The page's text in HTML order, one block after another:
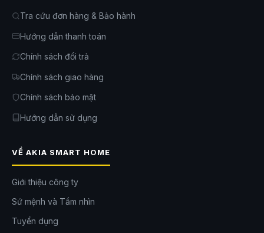
Điều khiển bằng app và giọng nói, tối ưu cho nhà
thông minh hiện đại
Ở góc độ tiện ích, đèn led Govee Glide H6062
trí điều khiển bằng giọng nói
lý đèn thông qua ứng dụng
sắc, chọn hiệu ứng, điều chỉnh độ sáng và thiết lập kịch bản theo nhu
Tra cứu đơn hàng & Bảo hành
Hướng dẫn thanh toán
Chính sách đổi trả
Chính sách giao hàng
Chính sách bảo mật
Hướng dẫn sử dụng
VỀ AKIA SMART HOME
Giới thiệu công ty
Sứ mệnh và Tầm nhìn
Tuyển dụng